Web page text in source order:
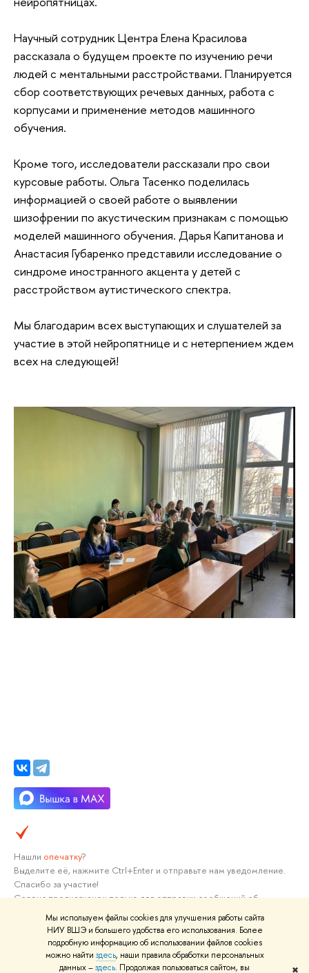
Мы используем файлы cookies для улучшения работы сайта
НИУ ВШЭ и большего удобства его использования. Более
подробную информацию об использовании файлов cookies
можно найти здесь, наши правила обработки персональных
данных –здесь. Продолжая пользоваться сайтом, вы ✖
процедуре оценки навыков чтения. Кроме того,
исследователи доказали, что тексты можно
представлять как в бумажной, так и в электронной
форме, и это никак не повлияет на результаты
тестирования. Также, совместно с коллегами из
московского ЦЯиМ и ПИМУ проводится
речевых нарушений речи у детей, с результатами
которого мы будем знакомиться на последующих
нейропятницах.
Научный сотрудник Центра Елена Красилова
рассказала о будущем проекте по изучению речи
людей с ментальными расстройствами. Планируется
сбор соответствующих речевых данных, работа с
обучения.
Кроме того, исследователи рассказали про свои
шизофрении по акустическим признакам с помощью
моделей машинного обучения. Дарья Капитанова и
Анастасия Губаренко представили исследование о
синдроме иностранного акцента у детей с
расстройством аутистического спектра.
Мы благодарим всех выступающих и слушателей за
участие в этой нейропятнице и с нетерпением ждем
всех на следующей!